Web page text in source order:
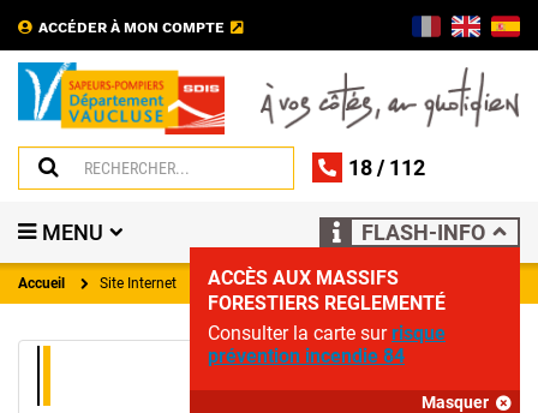
ACCÉDER À MON COMPTE
18/ 112
MENU FLASH-INFO
ACCÈS AUX MASSIFS
FORESTIERS REGLEMENTÉ
Consulter la carte surrisque
prévention incendie 84
Masquer
Accueil Site Internet
IDENTIFICATION